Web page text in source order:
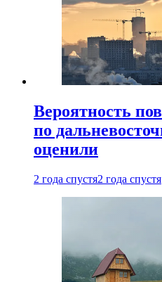
Вероятность
по
оценили
2 года спустя2 года спустя